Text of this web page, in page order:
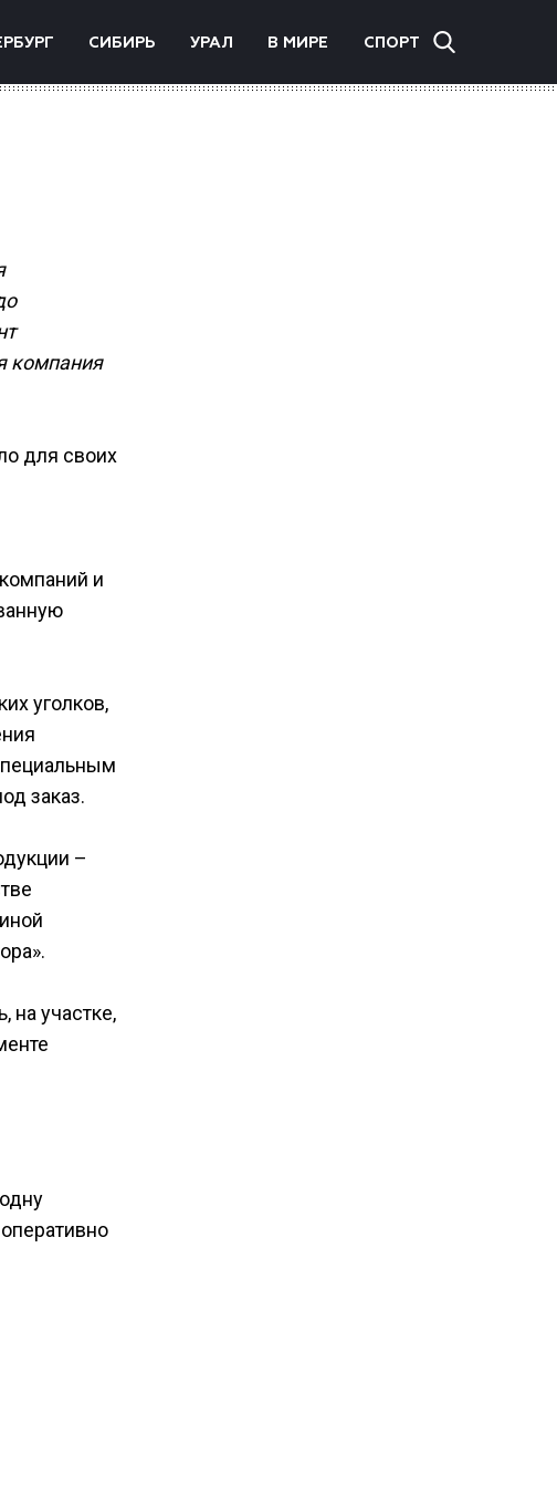
СИБИРЬ УРАЛ В МИРЕ СПОРТ
компания
для своих
и
уголков,
заказ.
–
на участке,